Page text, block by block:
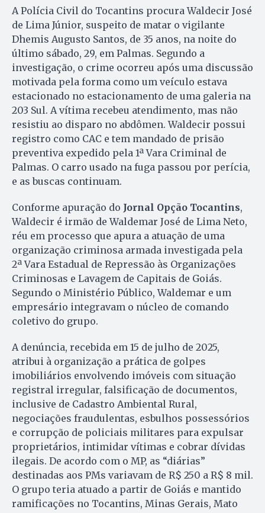
A Polícia Civil do Tocantins procura Waldecir José
de Lima Júnior, suspeito de matar o vigilante
Dhemis Augusto Santos, de 35 anos, na noite do
último sábado, 29, em Palmas. Segundo a
investigação, o crime ocorreu após uma discussão
motivada pela forma como um veículo estava
estacionado no estacionamento de uma galeria na
203 Sul. A vítima recebeu atendimento, mas não
resistiu ao disparo no abdômen. Waldecir possui
registro como CAC e tem mandado de prisão
preventiva expedido pela 1ª Vara Criminal de
Palmas. O carro usado na fuga passou por perícia,
e as buscas continuam.
Conforme apuração do Jornal Opção Tocantins,
Waldecir é irmão de Waldemar José de Lima Neto,
réu em processo que apura a atuação de uma
organização criminosa armada investigada pela
2ª Vara Estadual de Repressão às Organizações
Criminosas e Lavagem de Capitais de Goiás.
Segundo o Ministério Público, Waldemar e um
empresário integravam o núcleo de comando
coletivo do grupo.
A denúncia, recebida em 15 de julho de 2025,
atribui à organização a prática de golpes
imobiliários envolvendo imóveis com situação
registral irregular, falsificação de documentos,
inclusive de Cadastro Ambiental Rural,
negociações fraudulentas, esbulhos possessórios
e corrupção de policiais militares para expulsar
proprietários, intimidar vítimas e cobrar dívidas
ilegais. De acordo com o MP, as “diárias”
destinadas aos PMs variavam de R$ 250 a R$ 8 mil.
O grupo teria atuado a partir de Goiás e mantido
ramificações no Tocantins, Minas Gerais, Mato